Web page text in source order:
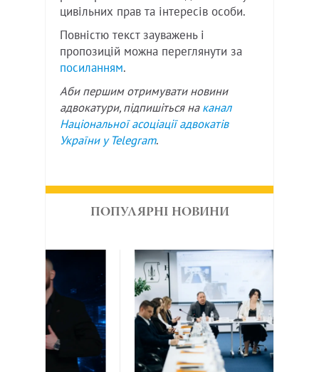
цивільних прав та інтересів особи.
Повністю текст зауважень і
пропозицій можна переглянути за
посиланням.
Аби першим отримувати новини
адвокатури, підпишіться на канал
Національної асоціації адвокатів
України у Telegram.
ПОПУЛЯРНІ НОВИНИ